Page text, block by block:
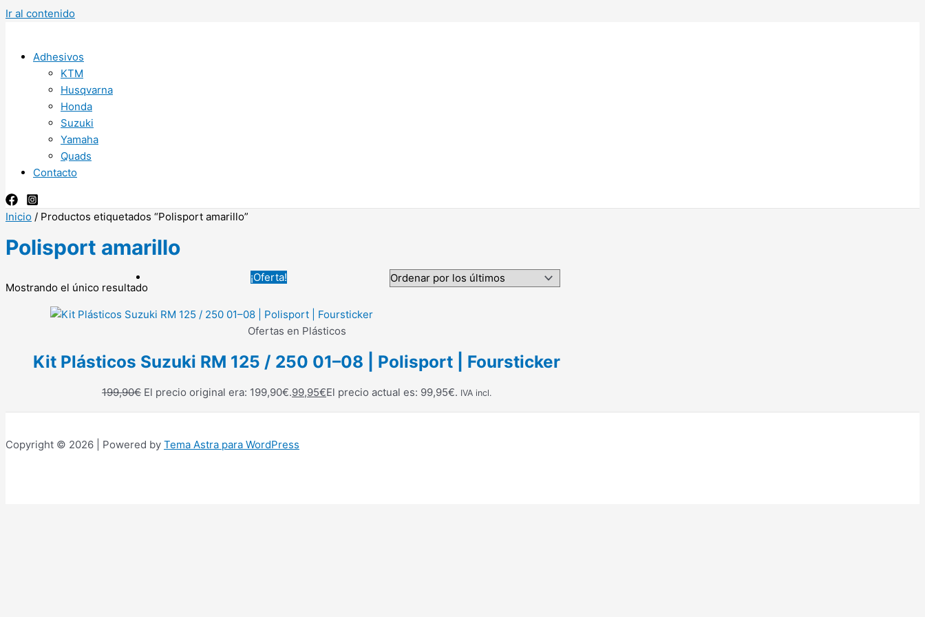
Ir al contenido
Adhesivos
KTM
Husqvarna
Honda
Suzuki
Yamaha
Quads
Contacto
Inicio / Productos etiquetados “Polisport amarillo”
Polisport amarillo
Mostrando el único resultado
¡Oferta!
Ofertas en Plásticos
Kit Plásticos Suzuki RM 125 / 250 01–08 | Polisport | Foursticker
199,90€ El precio original era: 199,90€.99,95€El precio actual es: 99,95€. IVA incl.
Copyright © 2026 | Powered by Tema Astra para WordPress